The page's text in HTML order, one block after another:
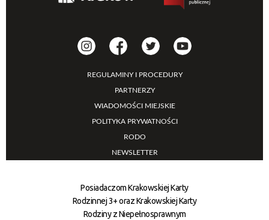
REGULAMINY I PROCEDURY
PARTNERZY
WIADOMOŚCI MIEJSKIE
POLITYKA PRYWATNOŚCI
RODO
NEWSLETTER
Posiadaczom Krakowskiej Karty
Rodzinnej 3+ oraz Krakowskiej Karty
Rodziny z Niepełnosprawnym